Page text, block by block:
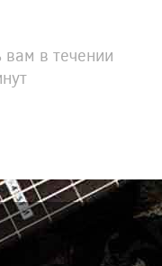
вам в течении